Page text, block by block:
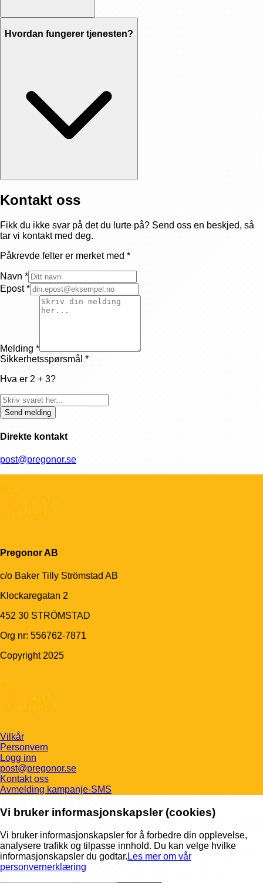
Hvordan fungerer tjenesten?
Kontakt oss
Fikk du ikke svar på det du lurte på? Send oss en beskjed, så
tar vi kontakt med deg.
Påkrevde felter er merket med *
Navn *
Epost*
Melding *
Sikkerhetsspørsmål *
Hva er 2 + 3?
Send melding
Direkte kontakt
post@pregonor.se
Pregonor AB
c/o Baker Tilly Strömstad AB
Klockaregatan 2
452 30 STRÖMSTAD
Org nr: 556762-7871
Copyright 2025
Vilkår
Personvern
Logg inn
post@pregonor.se
Kontakt oss
Avmelding kampanje-SMS
Vi bruker informasjonskapsler (cookies)
Vi bruker informasjonskapsler for å forbedre din opplevelse,
analysere trafikk og tilpasse innhold. Du kan velge hvilke
informasjonskapsler du godtar. Les mer om vår
personvernerklæring